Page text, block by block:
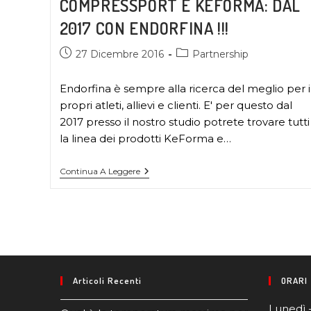
COMPRESSPORT E KEFORMA: DAL
2017 CON ENDORFINA !!!
27 Dicembre 2016 Partnership
Endorfina è sempre alla ricerca del meglio per i
propri atleti, allievi e clienti. E' per questo dal
2017 presso il nostro studio potrete trovare tutti
la linea dei prodotti KeForma e…
Continua A Leggere
Articoli Recenti ORARI